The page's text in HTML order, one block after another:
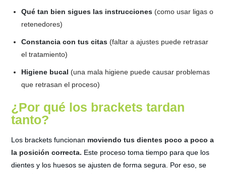
Qué tan bien sigues las instrucciones (como usar ligas o
retenedores)
Constancia con tus citas (faltar a ajustes puede retrasar
el tratamiento)
Higiene bucal (una mala higiene puede causar problemas
que retrasan el proceso)
¿Por qué los brackets tardan
tanto?
Los brackets funcionan moviendo tus dientes poco a poco a
la posición correcta. Este proceso toma tiempo para que los
dientes y los huesos se ajusten de forma segura. Por eso, se